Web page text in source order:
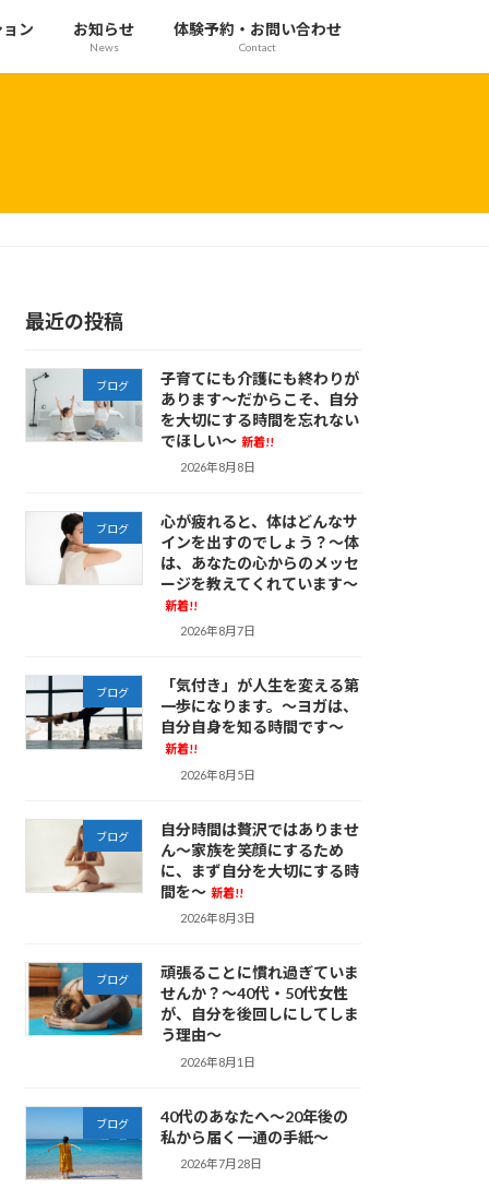
ン お知らせ
News
体験予約・お問い合わせ
Contact
最近の投稿
ブログ
子育てにも介護にも終わりが
あります～だからこそ、自分
を大切にする時間を忘れない
でほしい～ 新着!!
2026年8月8日
ブログ
心が疲れると、体はどんなサ
インを出すのでしょう？～体
は、あなたの心からのメッセ
ージを教えてくれています～
新着!!
2026年8月7日
ブログ
「気付き」が人生を変える第
一歩になります。～ヨガは、
自分自身を知る時間です～
新着!!
2026年8月5日
ブログ
自分時間は贅沢ではありませ
ん～家族を笑顔にするため
に、まず自分を大切にする時
間を～ 新着!!
2026年8月3日
ブログ
頑張ることに慣れ過ぎていま
せんか？～40代・50代女性
が、自分を後回しにしてしま
う理由～
2026年8月1日
ブログ
40代のあなたへ～20年後の
私から届く一通の手紙～
2026年7月28日